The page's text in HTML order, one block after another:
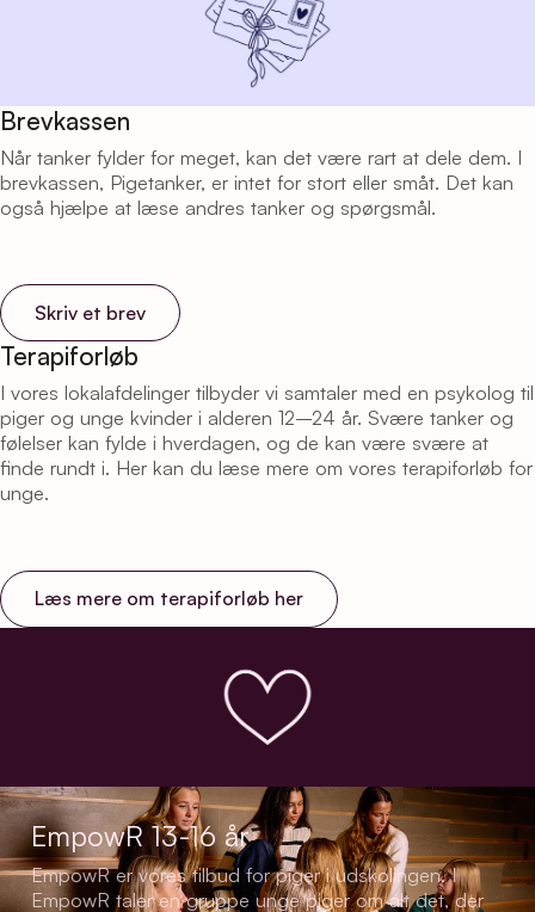
Brevkassen
Når tanker fylder for meget, kan det være rart at dele dem. I
brevkassen, Pigetanker, er intet for stort eller småt. Det kan
også hjælpe at læse andres tanker og spørgsmål.
Skriv et brev
Terapiforløb
I vores lokalafdelinger tilbyder vi samtaler med en psykolog til
piger og unge kvinder i alderen 12–24 år. Svære tanker og
følelser kan fylde i hverdagen, og de kan være svære at
finde rundt i. Her kan du læse mere om vores terapiforløb for
unge.
Læs mere om terapiforløb her
EmpowR 13-16 år
EmpowR er vores tilbud for piger i udskolingen. I
EmpowR taler en gruppe unge piger om alt det, der